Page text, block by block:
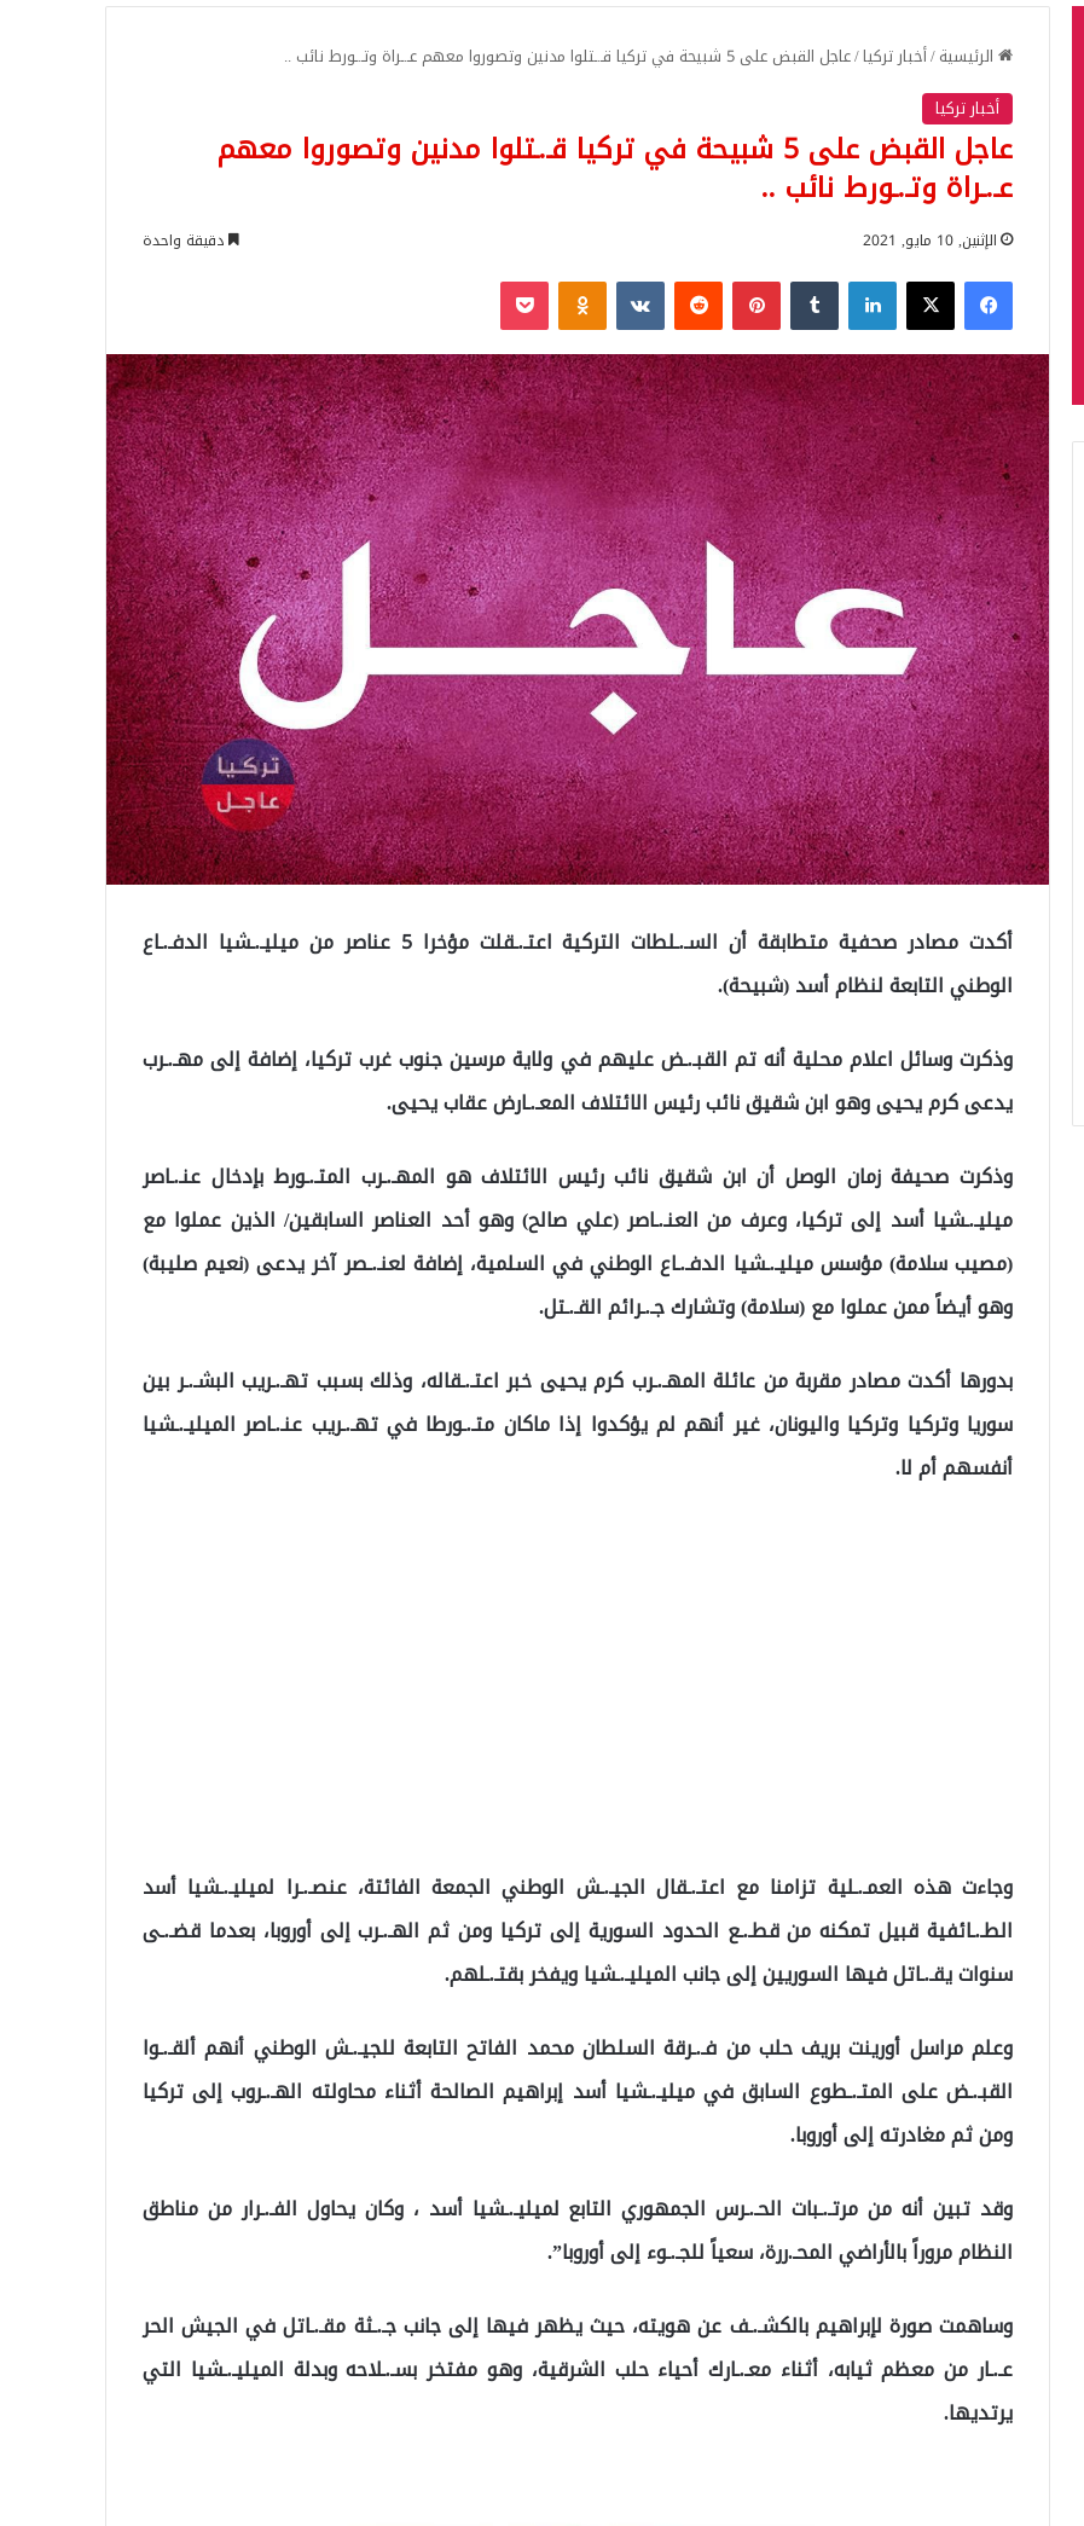
الرئيسية/أخبار تركيا/عاجل القبض على 5 شبيحة في تركيا قـ.ـتلوا مدنين وتصوروا معهم عـ.ـراة وتـ.ـورط نائب ..
أخبار تركيا
عاجل القبض على 5 شبيحة في تركيا قـ.ـتلوا مدنين وتصوروا معهم
عـ.ـراة وتـ.ـورط نائب ..
الإثنين, 10 مايو, 2021 دقيقة واحدة
فيسبوك‫X لينكدإن بينتيريست Odnoklassniki
‫Pocket
أكدت مصادر صحفية متطابقة أن السـ.ـلطات التركية اعتـ.ـقلت مؤخرا 5 عناصر من ميليـ.ـشيا الدفـ.ـاع
الوطني التابعة لنظام أسد (شبيحة).
وذكرت وسائل اعلام محلية أنه تم القبـ.ـض عليهم في ولاية مرسين جنوب غرب تركيا، إضافة إلى مهـ.ـرب
يدعى كرم يحيى وهو ابن شقيق نائب رئيس الائتلاف المعـ.ـارض عقاب يحيى.
وذكرت صحيفة زمان الوصل أن ابن شقيق نائب رئيس الائتلاف هو المهـ.ـرب المتـ.ـورط بإدخال عنـ.ـاصر
ميليـ.ـشيا أسد إلى تركيا، وعرف من العنـ.ـاصر (علي صالح) وهو أحد العناصر السابقين/ الذين عملوا مع
(مصيب سلامة) مؤسس ميليـ.ـشيا الدفـ.ـاع الوطني في السلمية، إضافة لعنـ.ـصر آخر يدعى (نعيم صليبة)
وهو أيضاً ممن عملوا مع (سلامة) وتشارك جـ.ـرائم القـ.ـتل.
بدورها أكدت مصادر مقربة من عائلة المهـ.ـرب كرم يحيى خبر اعتـ.ـقاله، وذلك بسبب تهـ.ـريب البشـ.ـر بين
سوريا وتركيا وتركيا واليونان، غير أنهم لم يؤكدوا إذا ماكان متـ.ـورطا في تهـ.ـريب عنـ.ـاصر الميليـ.ـشيا
أنفسهم أم لا.
وجاءت هذه العمـ.ـلية تزامنا مع اعتـ.ـقال الجيـ.ـش الوطني الجمعة الفائتة، عنصـ.ـرا لميليـ.ـشيا أسد
الطـ.ـائفية قبيل تمكنه من قطـ.ـع الحدود السورية إلى تركيا ومن ثم الهـ.ـرب إلى أوروبا، بعدما قضـ.ـى
سنوات يقـ.ـاتل فيها السوريين إلى جانب الميليـ.ـشيا ويفخر بقتـ.ـلهم.
وعلم مراسل أورينت بريف حلب من فـ.ـرقة السلطان محمد الفاتح التابعة للجيـ.ـش الوطني أنهم ألقـ.ـوا
القبـ.ـض على المتـ.ـطوع السابق في ميليـ.ـشيا أسد إبراهيم الصالحة أثناء محاولته الهـ.ـروب إلى تركيا
ومن ثم مغادرته إلى أوروبا.
وقد تبين أنه من مرتـ.ـبات الحـ.ـرس الجمهوري التابع لميليـ.ـشيا أسد ، وكان يحاول الفـ.ـرار من مناطق
النظام مروراً بالأراضي المحـ.ررة، سعياً للجـ.ـوء إلى أوروبا”.
وساهمت صورة لإبراهيم بالكشـ.ـف عن هويته، حيث يظهر فيها إلى جانب جـ.ـثة مقـ.ـاتل في الجيش الحر
عـ.ـار من معظم ثيابه، أثناء معـ.ـارك أحياء حلب الشرقية، وهو مفتخر بسـ.ـلاحه وبدلة الميليـ.ـشيا التي
يرتديها.